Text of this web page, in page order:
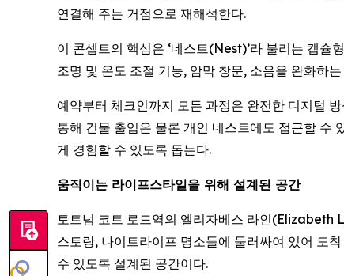
연결해 주는 거점으로 재해석한다.
이 콘셉트의 핵심은 ‘네스트(Nest)’라 불리는 캡슐
조명 및 온도 조절 기능, 암막 창문, 소음을 완화하
예약부터 체크인까지 모든 과정은 완전한 디지털
통해 건물 출입은 물론 개인 네스트에도 접근할 수
게 경험할 수 있도록 돕는다.
움직이는 라이프스타일을 위해 설계된 공간
토트넘 코트 로드역의 엘리자베스 라인(Elizabeth
스토랑, 나이트라이프 명소들에 둘러싸여 있어 도
수 있도록 설계된 공간이다.